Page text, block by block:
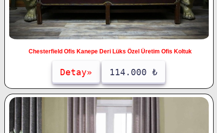
Chesterfield Ofis Kanepe Deri Lüks Özel Üretim Ofis Koltuk
Detay» 114.000 ₺